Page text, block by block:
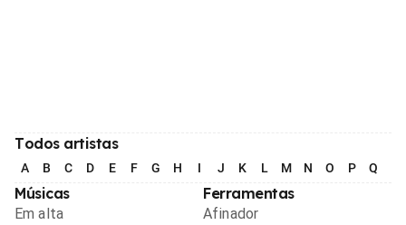
Todos artistas
A B C D E F G H I J K L M N O P Q
Músicas
Em alta
Ferramentas
Afinador